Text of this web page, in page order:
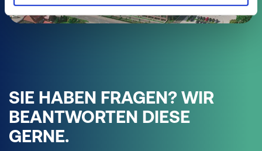
Ian Burgess
SIE HABEN FRAGEN? WIR
BEANTWORTEN DIESE
GERNE.